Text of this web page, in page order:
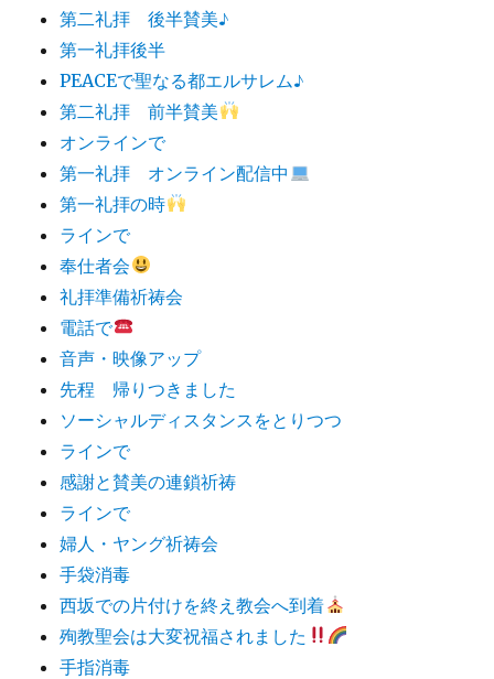
第二礼拝 後半賛美♪
第一礼拝後半
PEACEで聖なる都エルサレム♪
第二礼拝 前半賛美
オンラインで
第一礼拝 オンライン配信中
第一礼拝の時
ラインで
奉仕者会
礼拝準備祈祷会
電話で
音声・映像アップ
先程 帰りつきました
ソーシャルディスタンスをとりつつ
ラインで
感謝と賛美の連鎖祈祷
ラインで
婦人・ヤング祈祷会
手袋消毒
西坂での片付けを終え教会へ到着
殉教聖会は大変祝福されました
手指消毒